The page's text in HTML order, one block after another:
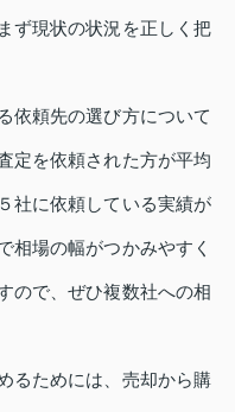
ず現状の状況を正しく把
依頼先の選び方について
定を依頼された方が平均
社に依頼している実績が
相場の幅がつかみやすく
ので、ぜひ複数社への相
るためには、売却から購